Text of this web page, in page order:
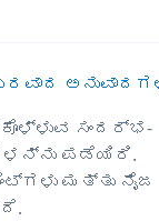
ಸಂದರ್ಭ-
ಪಡೆಯಿರಿ.
ಮತ್ತು ನೈಜ